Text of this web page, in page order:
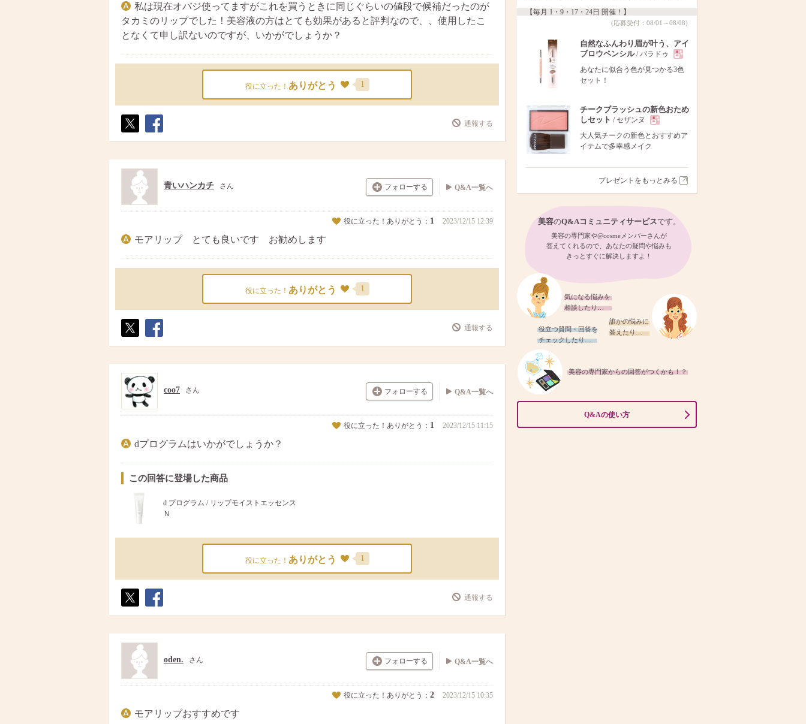
私は現在オバジ使ってますがこれを買うときに同じぐらいの値段で候補だったのが
タカミのリップでした！美容液の方はとても効果があると評判なので、、使用したこ
となくて申し訳ないのですが、いかがでしょうか？
役に立った！ ありがとう 1
ト
ア
通報する
フォローする
青いハンカチ さん Q&A一覧へ
役に立った！ありがとう： 1 2023/12/15 12:39
モアリップ とても良いです お勧めします
役に立った！ ありがとう 1
ト
ア
通報する
フォローする
coo7 さん Q&A一覧へ
役に立った！ありがとう： 1 2023/12/15 11:15
dプログラムはいかがでしょうか？
この回答に登場した商品
d プログラム / リップモイストエッセンス
Ｎ
役に立った！ ありがとう 1
ト
ア
通報する
フォローする
oden. さん Q&A一覧へ
役に立った！ありがとう： 2 2023/12/15 10:35
モアリップおすすめです
【毎月 1・9・17・24日 開催！】
(応募受付：08/01～08/08)
自然なふんわり眉が叶う、アイ
ブロウペンシル/ パラドゥ
現
あなたに似合う色が見つかる3色
セット！
チークブラッシュの新色おため
しセット / セザンヌ
現
品
大人気チークの新色とおすすめア
イテムで多幸感メイク
プレゼントをもっとみる
美容のQ&Aコミュニティサービスです。
美容の専門家や@cosmeメンバーさんが
答えてくれるので、あなたの疑問や悩みも
きっとすぐに解決しますよ！
気になる悩みを
相談したり…
誰かの悩みに
答えたり…
役立つ質問・回答を
チェックしたり…
美容の専門家からの回答がつくかも！？
Q&Aの使い方